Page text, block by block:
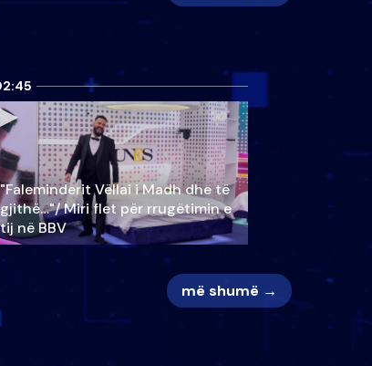
"Faleminderit Vëllai i Madh dhe të
gjithë…"/ Miri flet për rrugëtimin e
tij në BBV
më shumë →